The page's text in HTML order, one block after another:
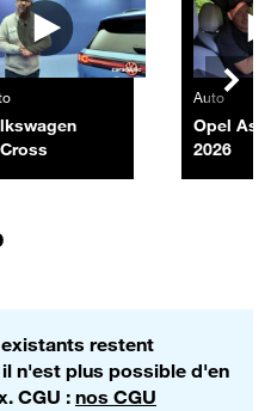
Auto
Opel
2026
restent
n'est plus possible d'en
CGU : nos CGU